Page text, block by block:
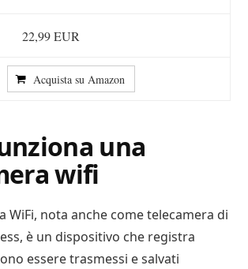
22,99 EUR
Acquista su Amazon
una
wifi
WiFi, nota anche come telecamera di
è un dispositivo che registra
essere trasmessi e salvati